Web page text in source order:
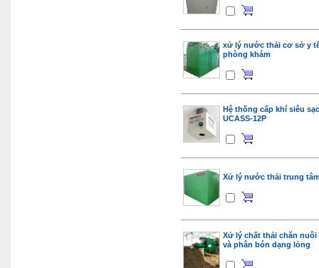
xử lý nước thải cơ sở y
phòng khám
Hệ thống cấp khí siêu
UCASS-12P
Xử lý nước thải trung
Xử lý chất thải chăn
và phân bón dạng lỏng